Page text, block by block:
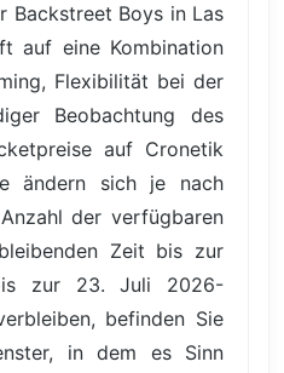
Backstreet Boys in Las
auf eine Kombination
Flexibilität bei der
Beobachtung des
auf Cronetik
sich je nach
der verfügbaren
Zeit bis zur
zur 23. Juli 2026-
befinden Sie
in dem es Sinn